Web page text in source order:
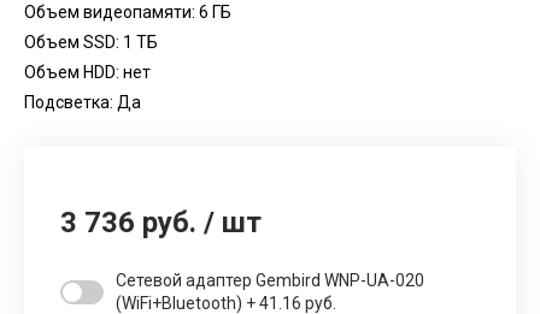
Объем видеопамяти: 6 ГБ
Объем SSD: 1 TБ
Объем HDD: нет
Подсветка: Да
3 736 руб. / шт
Сетевой адаптер Gembird WNP-UA-020
(WiFi+Bluetooth) + 41.16 руб.